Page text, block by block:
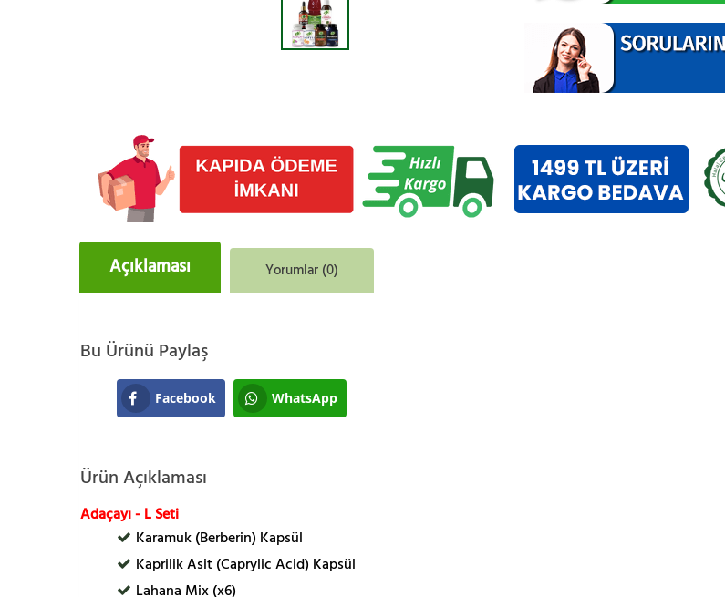
Açıklaması Yorumlar (0)
Bu Ürünü Paylaş
Facebook WhatsApp
Ürün Açıklaması
Adaçayı - L Seti
Karamuk (Berberin) Kapsül
Kaprilik Asit (Caprylic Acid) Kapsül
Lahana Mix (x6)